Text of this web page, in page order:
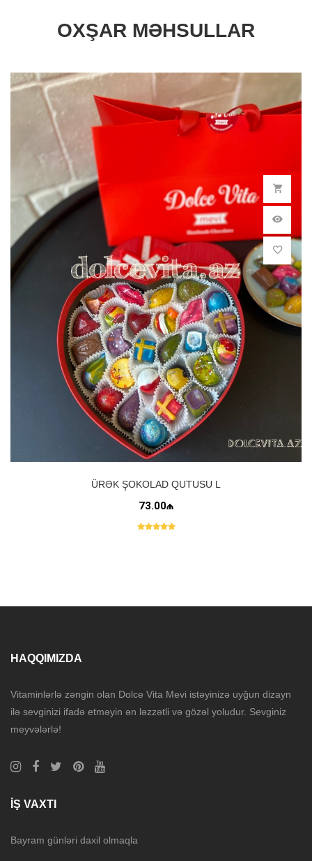
OXŞAR MƏHSULLAR
ÜRƏK ŞOKOLAD QUTUSU L
73.00₼
HAQQIMIZDA
Vitaminlərlə zəngin olan Dolce Vita Mevi istəyinizə uyğun dizayn
ilə sevginizi ifadə etməyin ən ləzzətli və gözəl yoludur. Sevginiz
meyvələrlə!
İŞ VAXTI
Bayram günləri daxil olmaqla